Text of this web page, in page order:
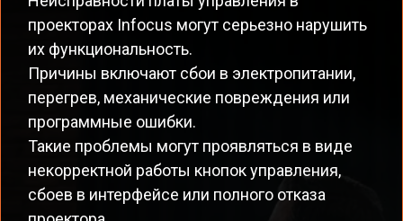
проекторах Infocus могут серьезно нарушить
их функциональность.
Причины включают сбои в электропитании,
перегрев, механические повреждения или
программные ошибки.
Такие проблемы могут проявляться в виде
некорректной работы кнопок управления,
сбоев в интерфейсе или полного отказа